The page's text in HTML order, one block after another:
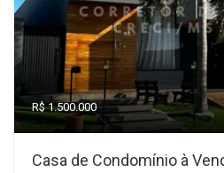
R$ 1.500.000
Casa de Condomínio à